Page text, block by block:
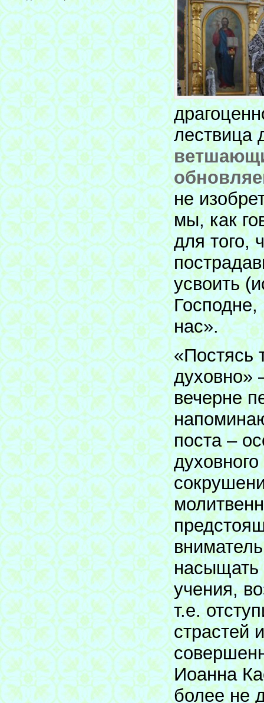
лествица
не
мы, как
для того,
усвоить
Господне,
нас».
«Постясь
духовно»
вечерне
поста –
насыщать
учения,
т.е.
страстей
Иоанна
более не